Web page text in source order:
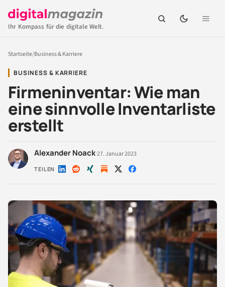
Ihr Kompass für die digitale Welt.
Startseite/Business & Karriere
BUSINESS & KARRIERE
Firmeninventar: Wie man
eine sinnvolle Inventarliste
erstellt
Alexander Noack·27. Januar 2023
TEILEN Auf Auf Auf Auf Auf